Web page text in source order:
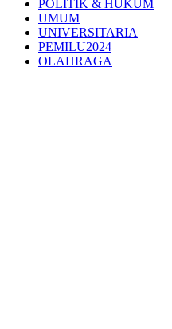
POLITIK & HUKUM
UMUM
UNIVERSITARIA
PEMILU2024
OLAHRAGA